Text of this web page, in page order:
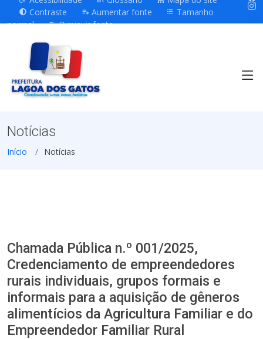
Contraste
Aumentar fonte
Tamanho
normal
Diminuir fonte
Notícias
Início Notícias
Chamada Pública n.º 001/2025,
Credenciamento de empreendedores
rurais individuais, grupos formais e
informais para a aquisição de gêneros
alimentícios da Agricultura Familiar e do
Empreendedor Familiar Rural